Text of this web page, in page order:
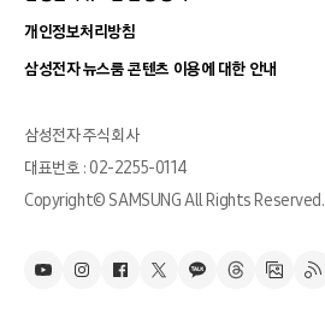
개인정보처리방침
삼성전자 뉴스룸 콘텐츠 이용에 대한 안내
삼성전자 주식회사
대표번호 : 02-2255-0114
Copyright© SAMSUNG All Rights Reserved.